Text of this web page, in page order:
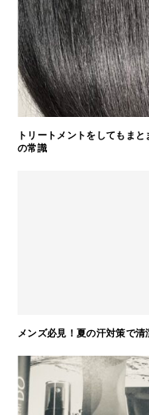
トリートメントをしてもま
の常識
メンズ必見！夏の汗対策で清